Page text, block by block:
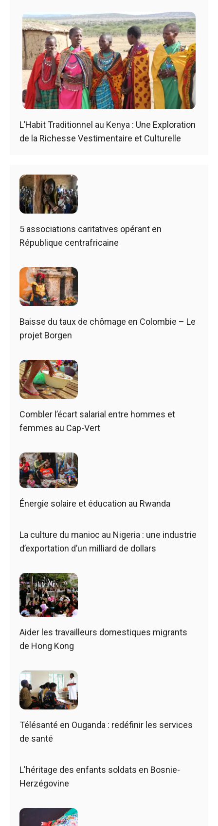
L’Habit Traditionnel au Kenya : Une Exploration
de la Richesse Vestimentaire et Culturelle
5 associations caritatives opérant en
République centrafricaine
Baisse du taux de chômage en Colombie – Le
projet Borgen
Combler l’écart salarial entre hommes et
femmes au Cap-Vert
Énergie solaire et éducation au Rwanda
La culture du manioc au Nigeria : une industrie
d’exportation d’un milliard de dollars
Aider les travailleurs domestiques migrants
de Hong Kong
Télésanté en Ouganda : redéfinir les services
de santé
L'héritage des enfants soldats en Bosnie-
Herzégovine